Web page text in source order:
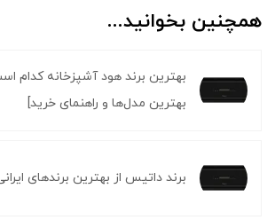
همچنین بخوانید...
بهترین برند هود آشپزخانه کدام
بهترین مدل‌ها و راهنمای خرید]
برند داتیس از بهترین برندهای